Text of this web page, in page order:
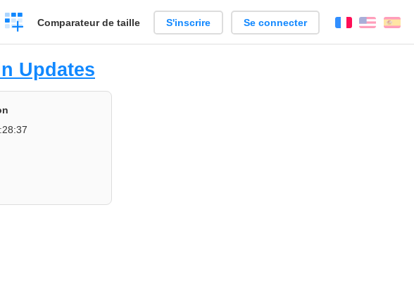
Créer
un
comparatif
Comparateur de taille S'inscrire Se connecter FrançaisEnglish
Updates